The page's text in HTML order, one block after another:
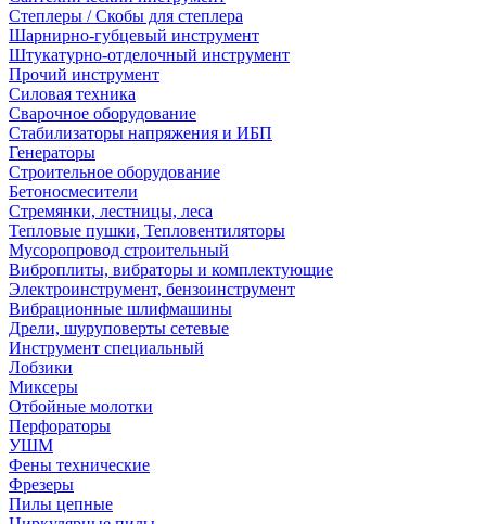
Степлеры / Скобы для степлера
Шарнирно-губцевый инструмент
Штукатурно-отделочный инструмент
Прочий инструмент
Силовая техника
Сварочное оборудование
Стабилизаторы напряжения и ИБП
Генераторы
Строительное оборудование
Бетоносмесители
Стремянки, лестницы, леса
Тепловые пушки, Тепловентиляторы
Мусоропровод строительный
Виброплиты, вибраторы и комплектующие
Электроинструмент, бензоинструмент
Вибрационные шлифмашины
Дрели, шуруповерты сетевые
Инструмент специальный
Лобзики
Миксеры
Отбойные молотки
Перфораторы
УШМ
Фены технические
Фрезеры
Пилы цепные